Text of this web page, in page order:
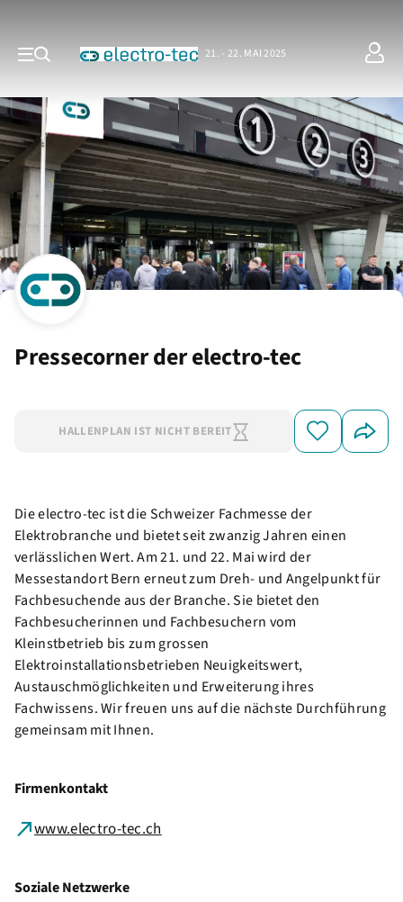
21. - 22. MAI 2025
Pressecorner der electro-tec
HALLENPLAN IST NICHT BEREIT
Die electro-tec ist die Schweizer Fachmesse der
Elektrobranche und bietet seit zwanzig Jahren einen
verlässlichen Wert. Am 21. und 22. Mai wird der
Messestandort Bern erneut zum Dreh- und Angelpunkt für
Fachbesuchende aus der Branche. Sie bietet den
Fachbesucherinnen und Fachbesuchern vom
Kleinstbetrieb bis zum grossen
Elektroinstallationsbetrieben Neuigkeitswert,
Austauschmöglichkeiten und Erweiterung ihres
Fachwissens. Wir freuen uns auf die nächste Durchführung
gemeinsam mit Ihnen.
Firmenkontakt
www.electro-tec.ch
Soziale Netzwerke